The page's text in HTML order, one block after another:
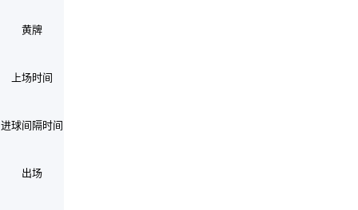
黄牌
上场时间
进球间隔时间
出场